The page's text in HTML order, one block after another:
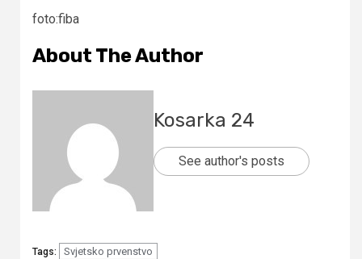
foto:fiba
About The Author
Kosarka 24
See author's posts
Tags: Svjetsko prvenstvo